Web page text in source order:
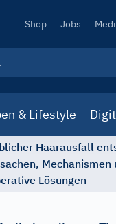
Secondary
Shop Jobs
& Lifestyle
Haarausfall
Mechanismen
Lösungen